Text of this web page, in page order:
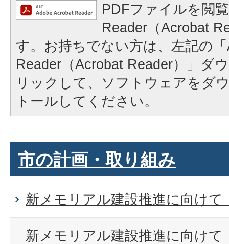
PDFファイルを閲
Reader（Acrobat
す。お持ちでない方は、左記の
Reader（Acrobat Reader）」ダ
リックして、ソフトウェアをダ
トールしてください。
市の計画・取り組み
新メモリアル建設推進に向けて
新メモリアル建設推進に向けて